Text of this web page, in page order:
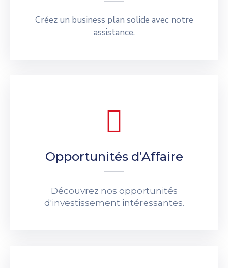
Créez un business plan solide avec notre
assistance.
Opportunités d’Affaire
Découvrez nos opportunités
d'investissement intéressantes.